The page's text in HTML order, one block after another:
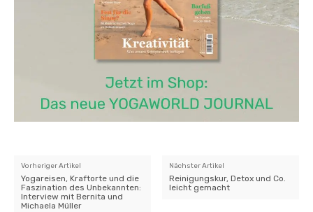
Vorheriger Artikel
Yogareisen, Kraftorte und die
Faszination des Unbekannten:
Interview mit Bernita und
Michaela Müller
Nächster Artikel
Reinigungskur, Detox und Co.
leicht gemacht